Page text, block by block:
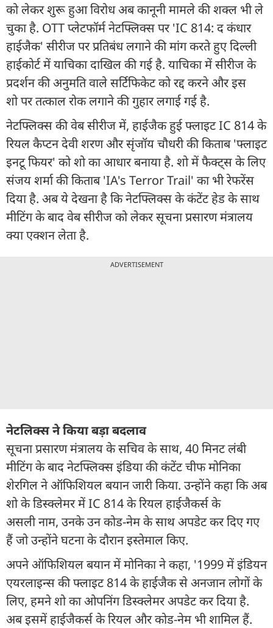
को लेकर शुरू हुआ विरोध अब कानूनी मामले की शक्ल भी ले
चुका है. OTT प्लेटफॉर्म नेटफ्लिक्स पर 'IC 814: द कंधार
हाईजैक' सीरीज पर प्रतिबंध लगाने की मांग करते हुए दिल्ली
हाईकोर्ट में याचिका दाखिल की गई है. याचिका में सीरीज के
प्रदर्शन की अनुमति वाले सर्टिफिकेट को रद्द करने और इस
शो पर तत्काल रोक लगाने की गुहार लगाई गई है.
नेटफ्लिक्स की वेब सीरीज में, हाईजैक हुई फ्लाइट IC 814 के
रियल कैप्टन देवी शरण और सृंजॉय चौधरी की किताब 'फ्लाइट
इनटू फियर' को शो का आधार बनाया है. शो में फैक्ट्स के लिए
संजय शर्मा की किताब 'IA's Terror Trail' का भी रेफरेंस
दिया है. अब ये देखना है कि नेटफ्लिक्स के कंटेंट हेड के साथ
मीटिंग के बाद वेब सीरीज को लेकर सूचना प्रसारण मंत्रालय
क्या एक्शन लेता है.
ADVERTISEMENT
नेटलिक्स ने किया बड़ा बदलाव
सूचना प्रसारण मंत्रालय के सचिव के साथ, 40 मिनट लंबी
मीटिंग के बाद नेटफ्लिक्स इंडिया की कंटेंट चीफ मोनिका
शेरगिल ने ऑफिशियल बयान जारी किया. उन्होंने कहा कि अब
शो के डिस्क्लेमर में IC 814 के रियल हाईजैकर्स के
असली नाम, उनके उन कोड-नेम के साथ अपडेट कर दिए गए
हैं जो उन्होंने घटना के दौरान इस्तेमाल किए.
अपने ऑफिशियल बयान में मोनिका ने कहा, '1999 में इंडियन
एयरलाइन्स की फ्लाइट 814 के हाईजैक से अनजान लोगों के
लिए, हमने शो का ओपनिंग डिस्क्लेमर अपडेट कर दिया है.
अब इसमें हाईजैकर्स के रियल और कोड-नेम भी शामिल हैं.